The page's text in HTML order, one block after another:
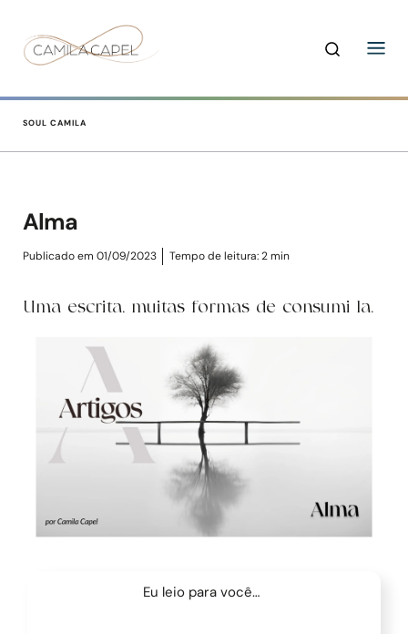
SOUL CAMILA
Alma
Publicado em 01/09/2023 Tempo de leitura: 2 min
Uma escrita, muitas formas de consumi-la.
Eu leio para você…